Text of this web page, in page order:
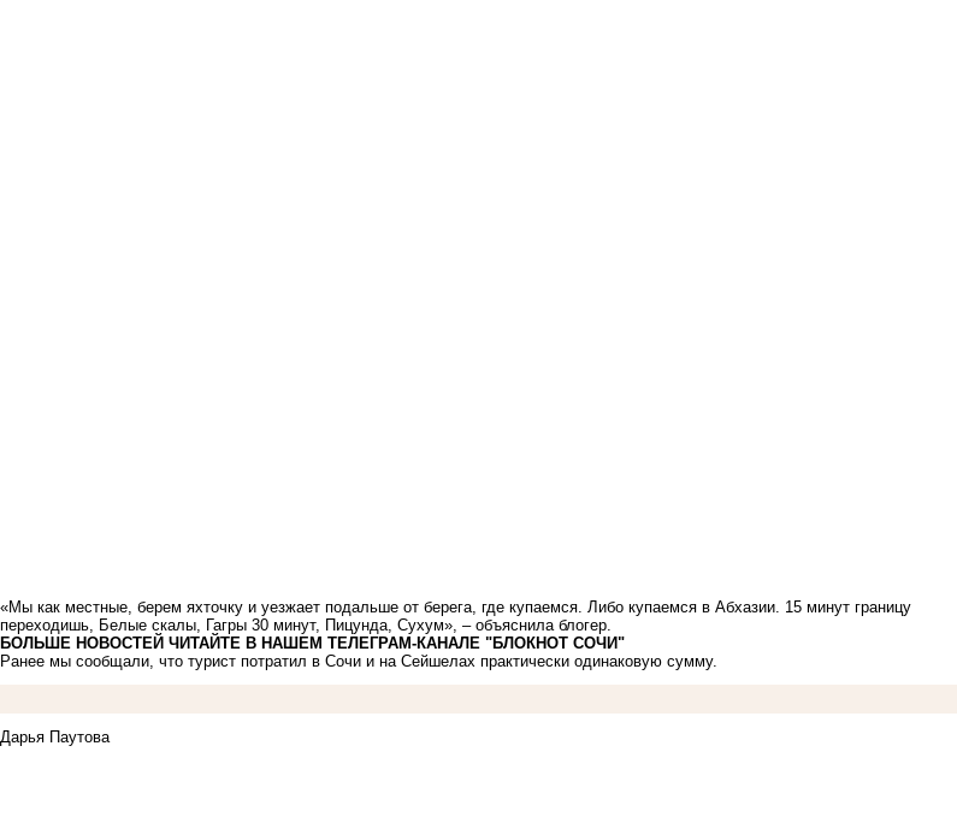
«Мы как местные, берем яхточку и уезжает подальше от берега, где купаемся. Либо купаемся в Абхазии. 15 минут границу
переходишь, Белые скалы, Гагры 30 минут, Пицунда, Сухум», – объяснила блогер.
БОЛЬШЕ НОВОСТЕЙ ЧИТАЙТЕ В НАШЕМ ТЕЛЕГРАМ-КАНАЛЕ "БЛОКНОТ СОЧИ"
Ранее мы сообщали, что турист потратил в Сочи и на Сейшелах практически одинаковую сумму.
Дарья Паутова